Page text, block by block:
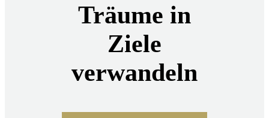
Träume in
Ziele
verwandeln